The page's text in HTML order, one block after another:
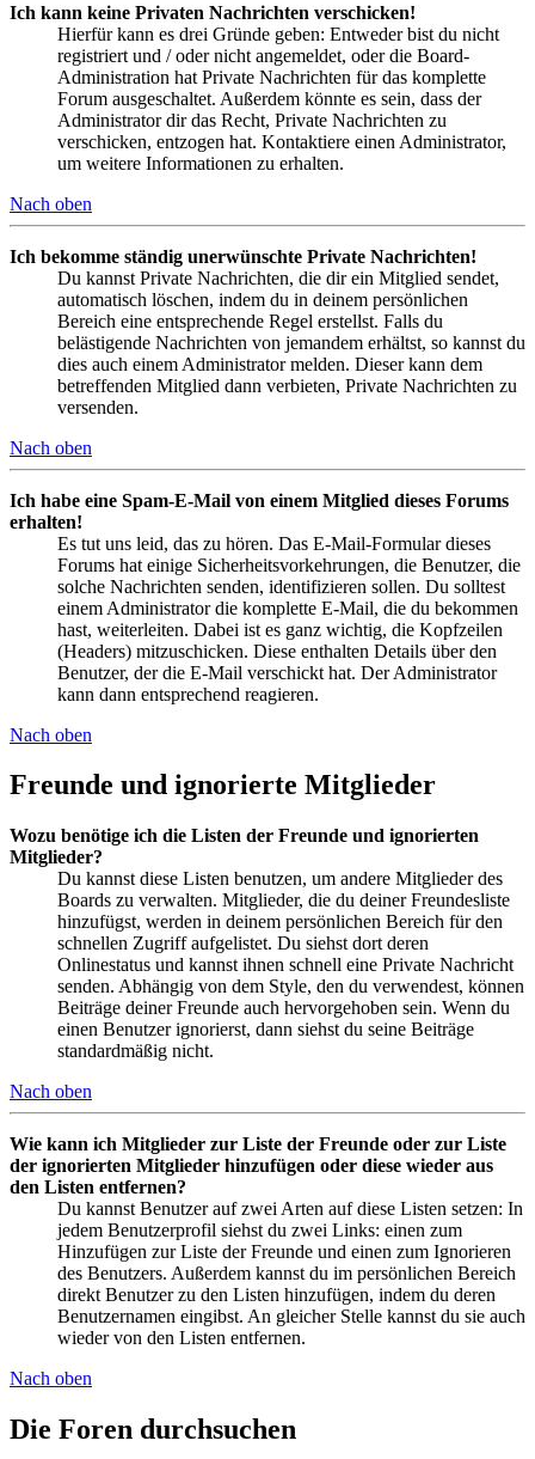
Ich kann keine Privaten Nachrichten verschicken!
Hierfür kann es drei Gründe geben: Entweder bist du nicht
registriert und / oder nicht angemeldet, oder die Board-
Administration hat Private Nachrichten für das komplette
Forum ausgeschaltet. Außerdem könnte es sein, dass der
Administrator dir das Recht, Private Nachrichten zu
verschicken, entzogen hat. Kontaktiere einen Administrator,
um weitere Informationen zu erhalten.
Nach oben
Ich bekomme ständig unerwünschte Private Nachrichten!
Du kannst Private Nachrichten, die dir ein Mitglied sendet,
automatisch löschen, indem du in deinem persönlichen
Bereich eine entsprechende Regel erstellst. Falls du
belästigende Nachrichten von jemandem erhältst, so kannst du
dies auch einem Administrator melden. Dieser kann dem
betreffenden Mitglied dann verbieten, Private Nachrichten zu
versenden.
Nach oben
Ich habe eine Spam-E-Mail von einem Mitglied dieses Forums
erhalten!
Es tut uns leid, das zu hören. Das E-Mail-Formular dieses
Forums hat einige Sicherheitsvorkehrungen, die Benutzer, die
solche Nachrichten senden, identifizieren sollen. Du solltest
einem Administrator die komplette E-Mail, die du bekommen
hast, weiterleiten. Dabei ist es ganz wichtig, die Kopfzeilen
(Headers) mitzuschicken. Diese enthalten Details über den
Benutzer, der die E-Mail verschickt hat. Der Administrator
kann dann entsprechend reagieren.
Nach oben
Freunde und ignorierte Mitglieder
Wozu benötige ich die Listen der Freunde und ignorierten
Mitglieder?
Du kannst diese Listen benutzen, um andere Mitglieder des
Boards zu verwalten. Mitglieder, die du deiner Freundesliste
hinzufügst, werden in deinem persönlichen Bereich für den
schnellen Zugriff aufgelistet. Du siehst dort deren
Onlinestatus und kannst ihnen schnell eine Private Nachricht
senden. Abhängig von dem Style, den du verwendest, können
Beiträge deiner Freunde auch hervorgehoben sein. Wenn du
einen Benutzer ignorierst, dann siehst du seine Beiträge
standardmäßig nicht.
Nach oben
Wie kann ich Mitglieder zur Liste der Freunde oder zur Liste
der ignorierten Mitglieder hinzufügen oder diese wieder aus
den Listen entfernen?
Du kannst Benutzer auf zwei Arten auf diese Listen setzen: In
jedem Benutzerprofil siehst du zwei Links: einen zum
Hinzufügen zur Liste der Freunde und einen zum Ignorieren
des Benutzers. Außerdem kannst du im persönlichen Bereich
direkt Benutzer zu den Listen hinzufügen, indem du deren
Benutzernamen eingibst. An gleicher Stelle kannst du sie auch
wieder von den Listen entfernen.
Nach oben
Die Foren durchsuchen